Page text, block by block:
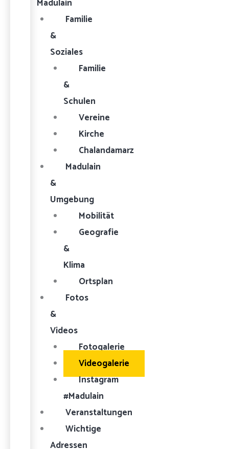
Madulain
Familie
&
Soziales
Familie
&
Schulen
Vereine
Kirche
Chalandamarz
Madulain
&
Umgebung
Mobilität
Geografie
&
Klima
Ortsplan
Fotos
&
Videos
Fotogalerie
Videogalerie
Instagram
#Madulain
Veranstaltungen
Wichtige
Adressen